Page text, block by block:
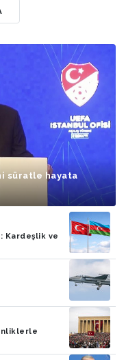
süratle hayata
Kardeşlik ve